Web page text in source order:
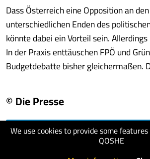
We use cookies to provide some
QOSHE
Dass Österreich eine Opposition an
unterschiedlichen Enden des
könnte dabei ein Vorteil sein.
In der Praxis enttäuschen FPÖ und
Budgetdebatte bisher gleichermaßen.
© Die Presse
visit website